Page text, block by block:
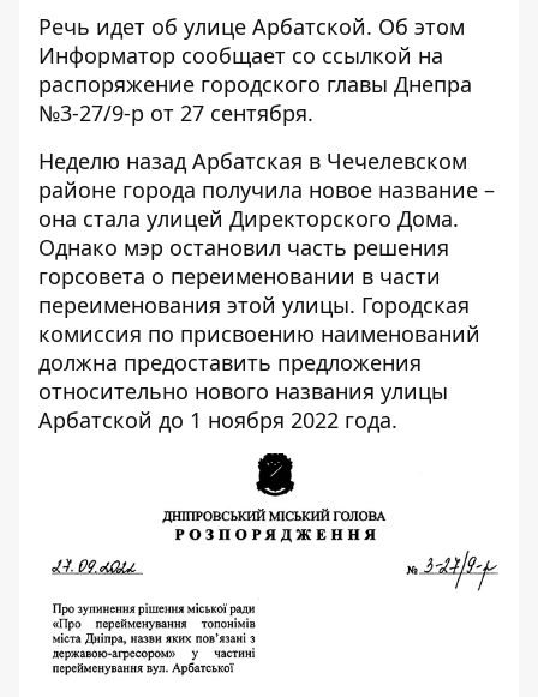
Речь идет об улице Арбатской. Об этом
Информатор сообщает со ссылкой на
распоряжение городского главы Днепра
№3-27/9-р от 27 сентября.
Неделю назад Арбатская в Чечелевском
районе города получила новое название –
она стала улицей Директорского Дома.
Однако мэр остановил часть решения
горсовета о переименовании в части
переименования этой улицы. Городская
комиссия по присвоению наименований
должна предоставить предложения
относительно нового названия улицы
Арбатской до 1 ноября 2022 года.